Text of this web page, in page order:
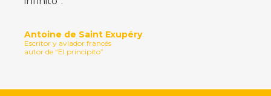
Antoine de Saint Exupéry
Escritor y aviador francés
autor de “El principito”